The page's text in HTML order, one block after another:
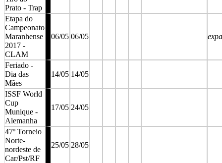
Prato - Trap
Etapa do
Campeonato
Maranhense
2017 -
CLAM
06/05 06/05
Feriado -
Dia das
Mães
14/05 14/05
ISSF World
Cup
Munique -
Alemanha
17/05 24/05
47º Torneio
Norte-
nordeste de
Car/Pst/RF
25/05 28/05